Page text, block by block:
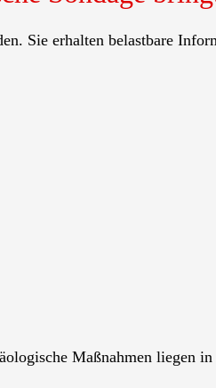
Sie erhalten belastbare
Maßnahmen liegen